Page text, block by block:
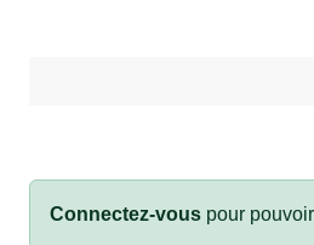
Connectez-vous pour